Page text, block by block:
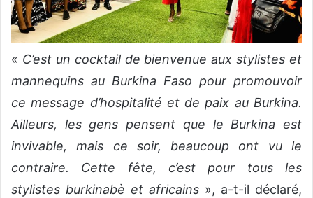
« C’est un cocktail de bienvenue aux stylistes et
mannequins au Burkina Faso pour promouvoir
ce message d’hospitalité et de paix au Burkina.
Ailleurs, les gens pensent que le Burkina est
invivable, mais ce soir, beaucoup ont vu le
contraire. Cette fête, c’est pour tous les
stylistes burkinabè et africains », a-t-il déclaré,